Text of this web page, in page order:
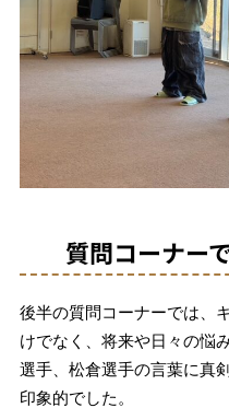
質問コーナー
後半の質問コーナーでは、
けでなく、将来や日々の悩
選手、松倉選手の言葉に真
印象的でした。